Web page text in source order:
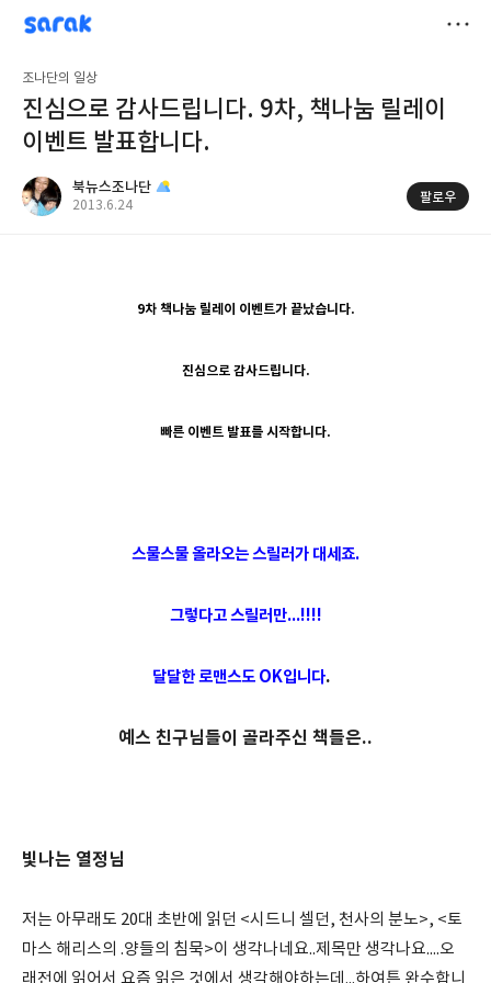
sarak
북뉴스조나단
조나단의 일상
진심으로 감사드립니다. 9차, 책나눔 릴레이
이벤트 발표합니다.
북뉴스조나단
공
2013.6.24
팔로우
9차 책나눔 릴레이 이벤트가 끝났습니다.
진심으로 감사드립니다.
빠른 이벤트 발표를 시작합니다.
스물스물 올라오는 스릴러가 대세죠.
그렇다고 스릴러만...!!!!
달달한 로맨스도 OK입니다.
예스 친구님들이 골라주신 책들은..
빛나는 열정님
저는 아무래도 20대 초반에 읽던 <시드니 셀던, 천사의 분노>, <토
마스 해리스의 .양들의 침묵>이 생각나네요..제목만 생각나요....오
래전에 읽어서 요즘 읽은 것에서 생각해야하는데...하여튼 완수합니